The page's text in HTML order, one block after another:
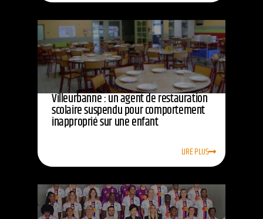
Villeurbanne : un agent de restauration
scolaire suspendu pour comportement
inapproprié sur une enfant
LIRE PLUS